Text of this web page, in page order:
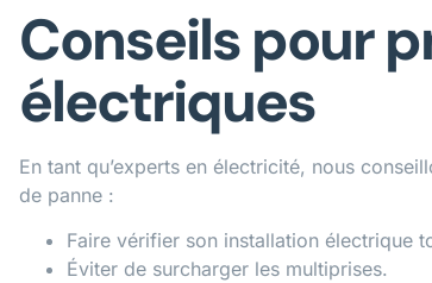
Conseils pour
électriques
En tant qu’experts en électricité, nous
de panne :
Faire vérifier son installation électrique
Éviter de surcharger les multiprises.